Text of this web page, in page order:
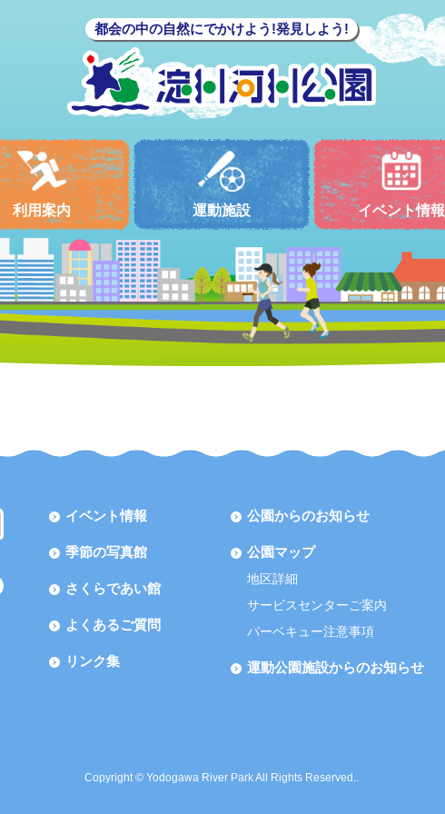
都会の中の自然にでかけよう!発見しよう!
利用案内 運動施設 イベント情報
イベント情報
季節の写真館
さくらであい館
よくあるご質問
リンク集
公園からのお知らせ
公園マップ
地区詳細
サービスセンターご案内
バーベキュー注意事項
運動公園施設からのお知らせ
Copyright © Yodogawa River Park All Rights Reserved..